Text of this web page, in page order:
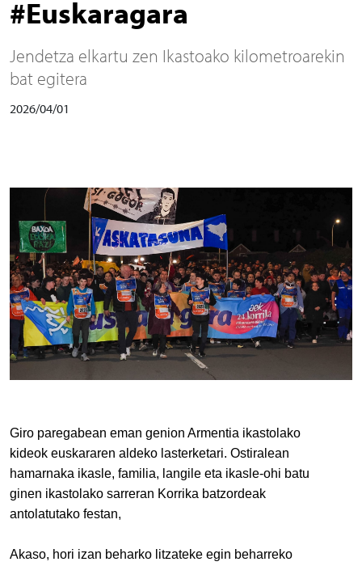
#Euskaragara
Jendetza elkartu zen Ikastoako kilometroarekin
bat egitera
2026/04/01
Giro paregabean eman genion Armentia ikastolako
kideok euskararen aldeko lasterketari. Ostiralean
hamarnaka ikasle, familia, langile eta ikasle-ohi batu
ginen ikastolako sarreran Korrika batzordeak
antolatutako festan,
Akaso, hori izan beharko litzateke egin beharreko